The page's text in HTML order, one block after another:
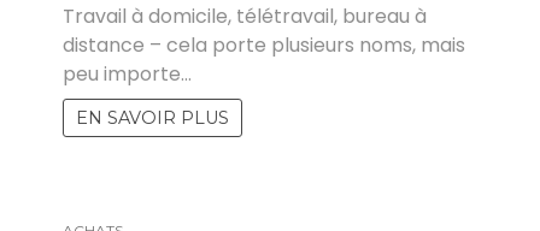
Travail à domicile, télétravail, bureau à
distance – cela porte plusieurs noms, mais
peu importe…
EN SAVOIR PLUS